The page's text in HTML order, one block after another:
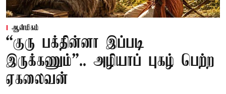
ஆன்மிகம்
“குரு பக்தின்னா இப்படி
இருக்கணும்”.. அழியாப் புகழ் பெற்ற
ஏகலைவன்